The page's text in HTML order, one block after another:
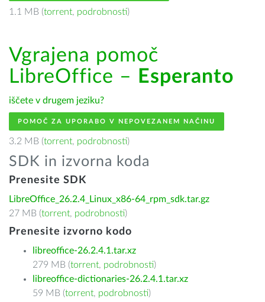
1.1 MB (torrent, podrobnosti)
Vgrajena pomoč
LibreOffice –
Esperanto
iščete v drugem jeziku?
POMOČ ZA UPORABO V NEPOVEZANEM NAČINU
3.2 MB (torrent, podrobnosti)
SDK in izvorna koda
Prenesite SDK
LibreOffice_26.2.4_Linux_x86-64_rpm_sdk.tar.gz
27 MB (torrent, podrobnosti)
Prenesite izvorno kodo
libreoffice-26.2.4.1.tar.xz
279 MB (torrent, podrobnosti)
libreoffice-dictionaries-26.2.4.1.tar.xz
59 MB (torrent, podrobnosti)